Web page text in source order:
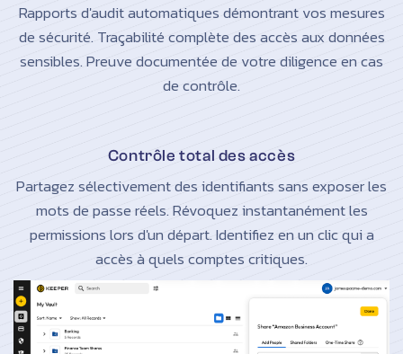
Rapports d'audit automatiques démontrant vos mesures
de sécurité. Traçabilité complète des accès aux données
sensibles. Preuve documentée de votre diligence en cas
de contrôle.
Contrôle total des accès
Partagez sélectivement des identifiants sans exposer les
mots de passe réels. Révoquez instantanément les
permissions lors d'un départ. Identifiez en un clic qui a
accès à quels comptes critiques.